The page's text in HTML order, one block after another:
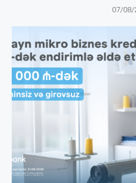
07/08/